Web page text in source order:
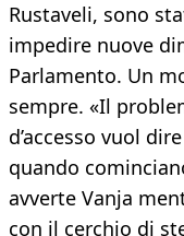
Rustaveli, sono
impedire nuove
Parlamento. Un
sempre. «Il
d’accesso vuol
quando
avverte Vanja
con il cerchio di